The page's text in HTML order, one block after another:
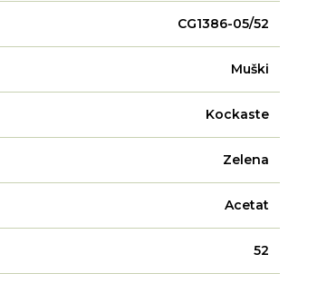
CG1386-05/52
Muški
Kockaste
Zelena
Acetat
52